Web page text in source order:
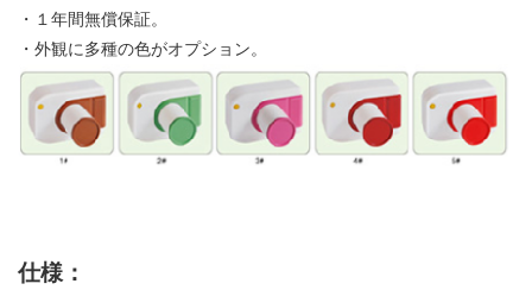
・ １年間無償保証。
・外観に多種の色がオプション 。
仕様 ：